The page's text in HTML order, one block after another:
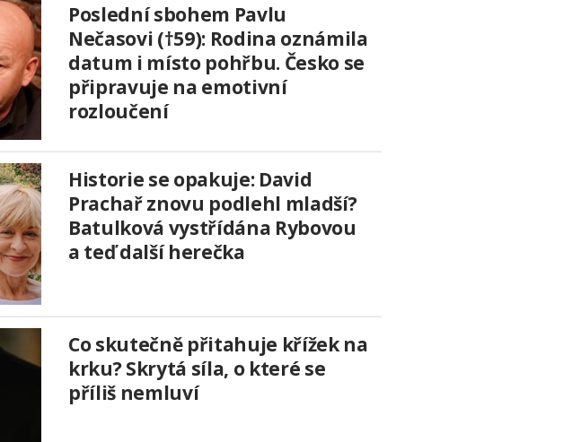
Poslední sbohem Pavlu
Nečasovi (†59): Rodina oznámila
datum i místo pohřbu. Česko se
připravuje na emotivní
rozloučení
Historie se opakuje: David
Prachař znovu podlehl mladší?
Batulková vystřídána Rybovou
a teď další herečka
Co skutečně přitahuje křížek na
krku? Skrytá síla, o které se
příliš nemluví